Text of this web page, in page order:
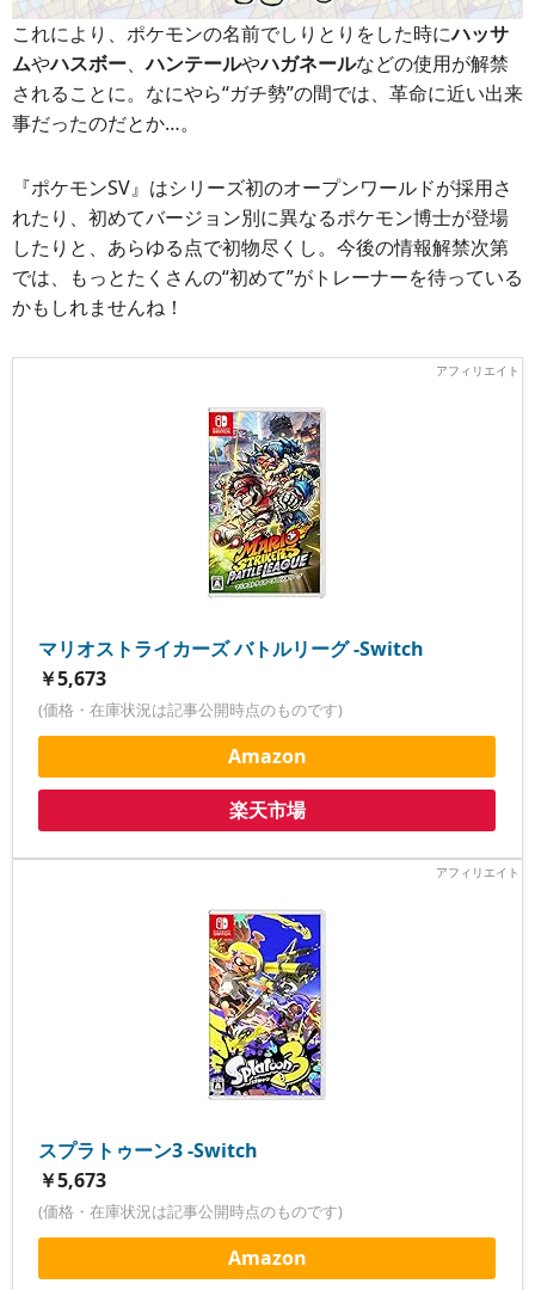
これにより、ポケモンの名前でしりとりをした時にハッサ
ムやハスボー、ハンテールやハガネールなどの使用が解禁
されることに。なにやら“ガチ勢”の間では、革命に近い出来
事だったのだとか…。
『ポケモンSV』はシリーズ初のオープンワールドが採用さ
れたり、初めてバージョン別に異なるポケモン博士が登場
したりと、あらゆる点で初物尽くし。今後の情報解禁次第
では、もっとたくさんの“初めて”がトレーナーを待っている
かもしれませんね！
マリオストライカーズ バトルリーグ -Switch
￥5,673
(価格・在庫状況は記事公開時点のものです)
Amazon
楽天市場
スプラトゥーン3 -Switch
￥5,673
(価格・在庫状況は記事公開時点のものです)
Amazon